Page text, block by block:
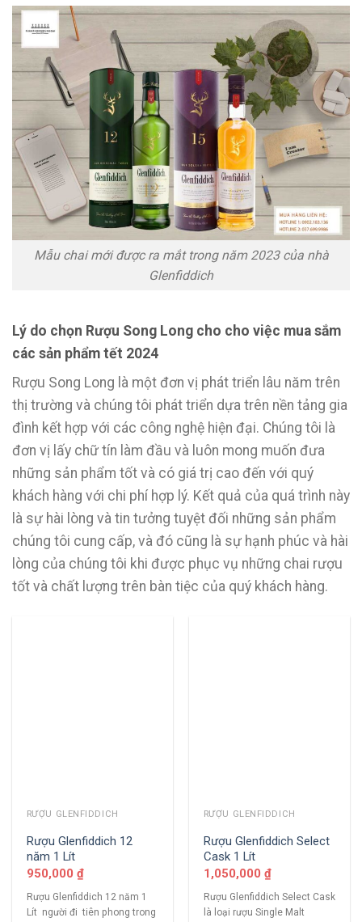
Mẫu chai mới được ra mắt trong năm 2023 của nhà
Glenfiddich
Lý do chọn Rượu Song Long cho cho việc mua sắm
các sản phẩm tết 2024
Rượu Song Long là một đơn vị phát triển lâu năm trên
thị trường và chúng tôi phát triển dựa trên nền tảng gia
đình kết hợp với các công nghệ hiện đại. Chúng tôi là
đơn vị lấy chữ tín làm đầu và luôn mong muốn đưa
những sản phẩm tốt và có giá trị cao đến với quý
khách hàng với chi phí hợp lý. Kết quả của quá trình này
là sự hài lòng và tin tưởng tuyệt đối những sản phẩm
chúng tôi cung cấp, và đó cũng là sự hạnh phúc và hài
lòng của chúng tôi khi được phục vụ những chai rượu
tốt và chất lượng trên bàn tiệc của quý khách hàng.
RƯỢU GLENFIDDICH
Rượu Glenfiddich 12
năm 1 Lít
950,000 ₫
Rượu Glenfiddich 12 năm 1
Lít người đi tiên phong trong
RƯỢU GLENFIDDICH
Rượu Glenfiddich Select
Cask 1 Lít
1,050,000 ₫
Rượu Glenfiddich Select Cask
là loại rượu Single Malt